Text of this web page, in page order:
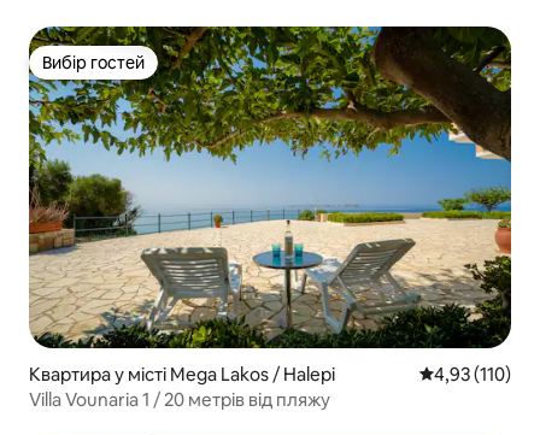
Вибір гостей
Вибір гостей
Квартира у місті Mega Lakos / Halepi Середня
4,93 (110)
Villa Vounaria 1 / 20 метрів від пляжу